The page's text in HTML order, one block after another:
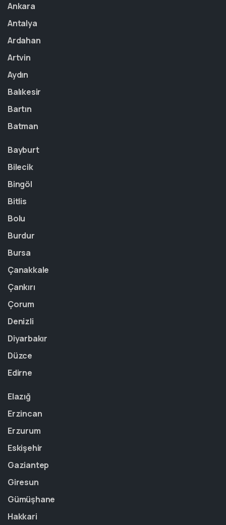
Ankara
Antalya
Ardahan
Artvin
Aydın
Balıkesir
Bartın
Batman
Bayburt
Bilecik
Bingöl
Bitlis
Bolu
Burdur
Bursa
Çanakkale
Çankırı
Çorum
Denizli
Diyarbakır
Düzce
Edirne
Elazığ
Erzincan
Erzurum
Eskişehir
Gaziantep
Giresun
Gümüşhane
Hakkari